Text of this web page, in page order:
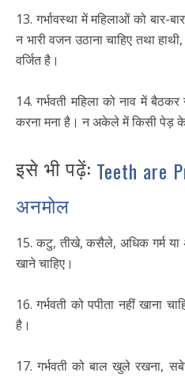
13. गर्भावस्था में महिलाओं को बार-
न भारी वजन उठाना चाहिए तथा
वर्जित है।
14. गर्भवती महिला को नाव में
करना मना है। न अकेले में किसी पेड़ के
इसे भी पढ़ें: Teeth are
अनमोल
15. कटु, तीखे, कसैले, अधिक गर्म या
खाने चाहिए।
16. गर्भवती को पपीता नहीं खाना
है।
17. गर्भवती को बाल खुले रखना,